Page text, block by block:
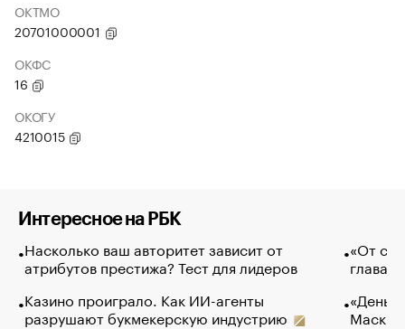
ОКТМО
20701000001
ОКФС
16
ОКОГУ
4210015
Интересное на РБК
Насколько ваш авторитет зависит от
атрибутов престижа? Тест для лидеров
Казино проиграло. Как ИИ-агенты
разрушают букмекерскую индустрию
«От
глава
Маск в